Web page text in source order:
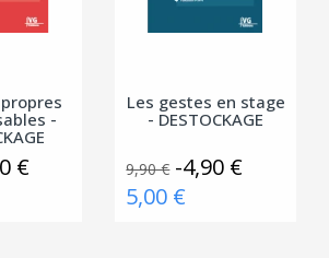
-
€
Les gestes en stage
- DESTOCKAGE
9,90 € -4,90 €
5,00 €